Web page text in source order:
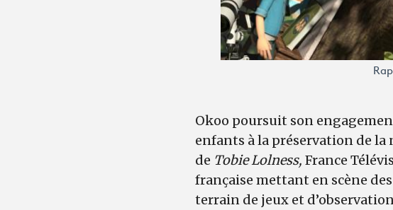
Okoo poursuit son
enfants à la préservation de la
de Tobie Lolness, France
française mettant en scène
terrain de jeux et